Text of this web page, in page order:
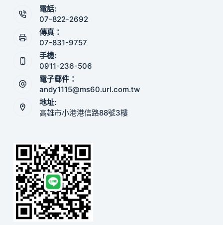
電話:
07-822-2692
傳真：
07-831-9757
手機:
0911-236-506
電子郵件：
andy1115@ms60.url.com.tw
地址:
高雄市小港港信路88號3樓